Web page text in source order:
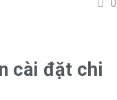
cài đặt chi